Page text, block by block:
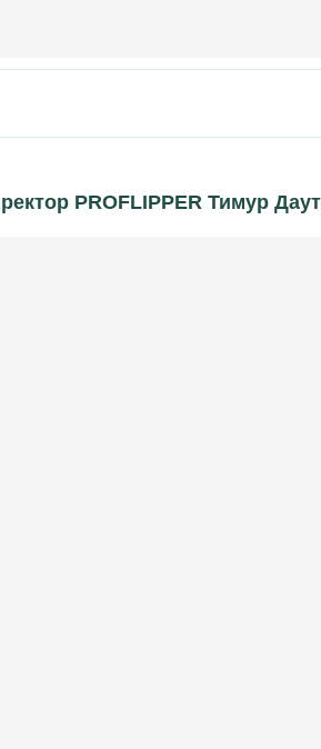
PROFLIPPER Тимур